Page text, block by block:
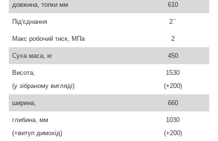
довжина, топки мм 610
Під'єднання 2``
Макс робочий тиск, МПа 2
Суха маса, кг 450
Висота,
(у зібраному вигляді)
1530
(+200)
ширина, 660
глибина, мм
(+витуп димохід)
1030
(+200)